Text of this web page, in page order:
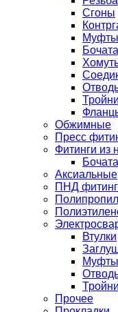
Сгоны
Бочата
Обжимные
Пресс
Фитинги из
Бочата
Аксиальные
ПНД
Втулки
Муфты
Прочее